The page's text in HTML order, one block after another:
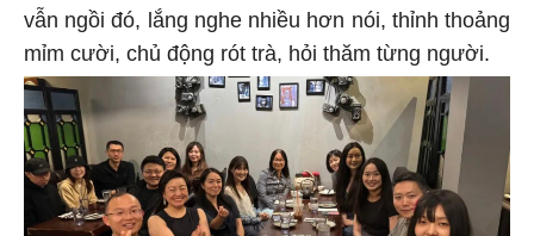
vẫn ngồi đó, lắng nghe nhiều hơn nói, thỉnh thoảng
mỉm cười, chủ động rót trà, hỏi thăm từng người.